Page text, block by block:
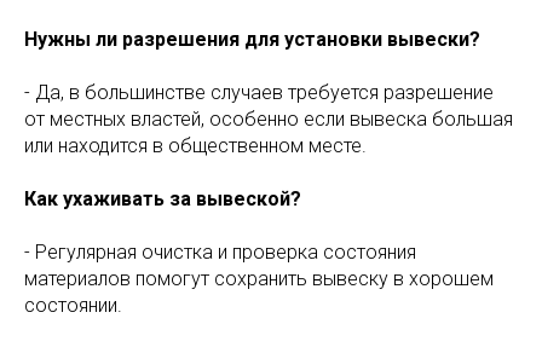
Нужны ли разрешения для установки вывески?
- Да, в большинстве случаев требуется разрешение
от местных властей, особенно если вывеска большая
или находится в общественном месте.
Как ухаживать за вывеской?
- Регулярная очистка и проверка состояния
материалов помогут сохранить вывеску в хорошем
состоянии.